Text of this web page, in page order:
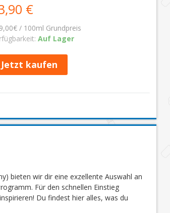
€
/ 100ml Grundpreis
Auf Lager
Jetzt kaufen
bieten wir dir eine exzellente Auswahl an
Für den schnellen Einstieg
Du findest hier alles, was du